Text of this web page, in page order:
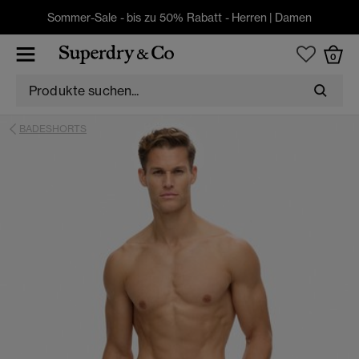
Sommer-Sale - bis zu 50% Rabatt - Herren | Damen
0
BADESHORTS